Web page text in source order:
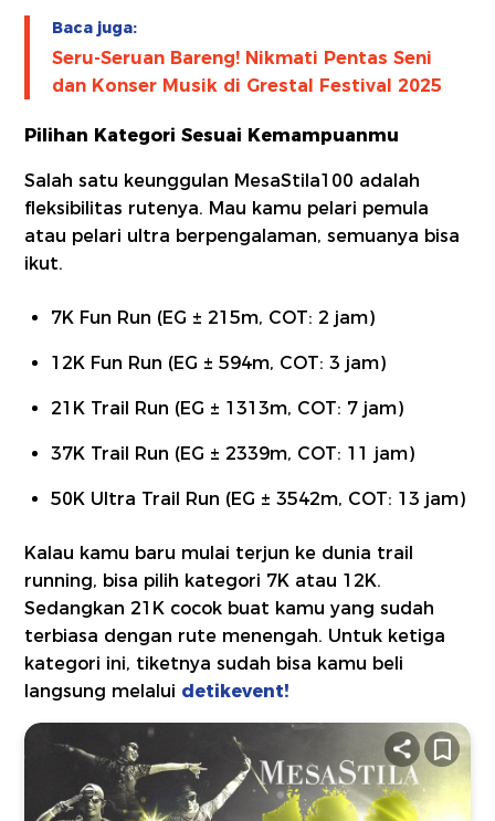
Baca juga:
Seru-Seruan Bareng! Nikmati Pentas Seni
dan Konser Musik di Grestal Festival 2025
Pilihan Kategori Sesuai Kemampuanmu
Salah satu keunggulan MesaStila100 adalah
fleksibilitas rutenya. Mau kamu pelari pemula
atau pelari ultra berpengalaman, semuanya bisa
ikut.
7K Fun Run (EG ± 215m, COT: 2 jam)
12K Fun Run (EG ± 594m, COT: 3 jam)
21K Trail Run (EG ± 1313m, COT: 7 jam)
37K Trail Run (EG ± 2339m, COT: 11 jam)
50K Ultra Trail Run (EG ± 3542m, COT: 13 jam)
Kalau kamu baru mulai terjun ke dunia trail
running, bisa pilih kategori 7K atau 12K.
Sedangkan 21K cocok buat kamu yang sudah
terbiasa dengan rute menengah. Untuk ketiga
kategori ini, tiketnya sudah bisa kamu beli
langsung melalui detikevent!